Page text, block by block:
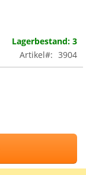
Lagerbestand: 3
Artikel
3904